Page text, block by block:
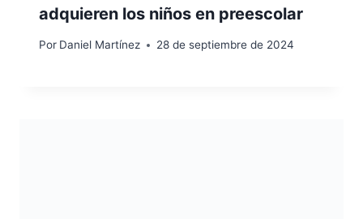
adquieren los niños en preescolar
Por Daniel Martínez 28 de septiembre de 2024